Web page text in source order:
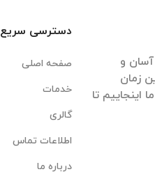
و
زمان
تا
دسترسی سریع
صفحه اصلی
خدمات
گالری
اطلاعات تماس
درباره ما